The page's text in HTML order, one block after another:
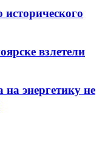
взлетели
энергетику не